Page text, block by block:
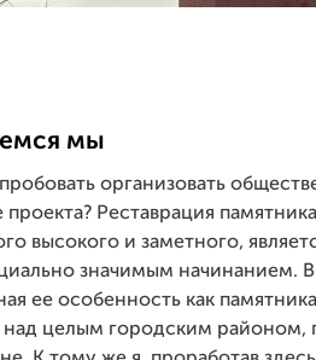
мы
организовать
Реставрация
высокого и заметного,
значимым начинанием.
ее особенность как
целым городским районом,